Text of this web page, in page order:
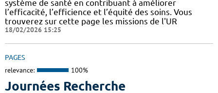
système de santé en contribuant à améliorer
l’efficacité, l’efficience et l’équité des soins. Vous
trouverez sur cette page les missions de l'UR
18/02/2026 15:25
PAGES
relevance: 100%
Journées Recherche